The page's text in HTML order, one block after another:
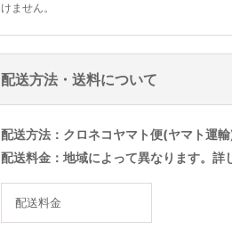
けません。
配送方法・送料について
配送方法
クロネコヤマト便(ヤマト運
配送料金
地域によって異なります。詳
配送料金